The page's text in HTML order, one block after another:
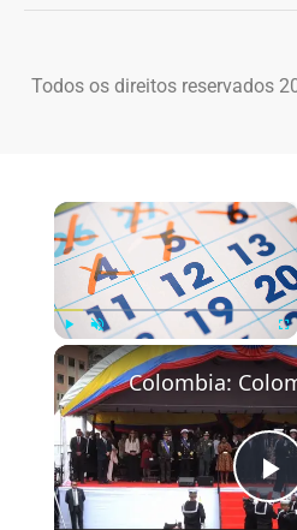
Todos os direitos reservados
×
Play Unmute